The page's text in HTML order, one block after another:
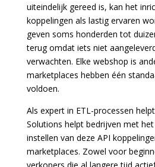
uiteindelijk gereed is, kan het
koppelingen als lastig ervaren
geven soms honderden tot
terug omdat iets niet
verwachten. Elke webshop is
marketplaces hebben één
voldoen.
Als expert in ETL-processen
Solutions helpt bedrijven met
instellen van deze API
marketplaces. Zowel voor